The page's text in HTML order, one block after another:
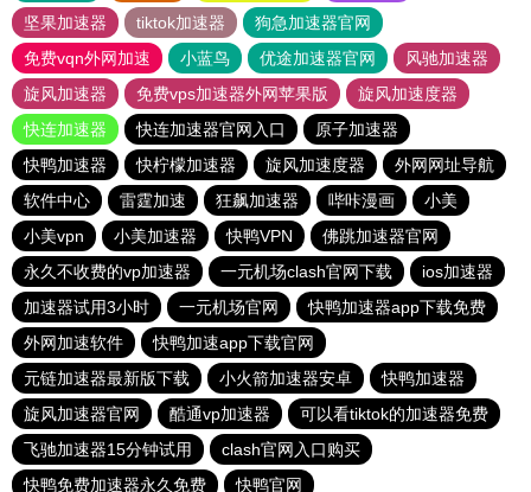
坚果加速器
tiktok加速器
狗急加速器官网
免费vqn外网加速
小蓝鸟 优途加速器官网
风驰加速器
旋风加速器
免费vps加速器外网苹果版
旋风加速度器
快连加速器
快连加速器官网入口
原子加速器
快鸭加速器
快柠檬加速器 旋风加速度器
外网网址导航
软件中心
雷霆加速 狂飙加速器 哔咔漫画
小美
小美vpn
小美加速器 快鸭VPN
佛跳加速器官网
永久不收费的vp加速器
一元机场clash官网下载
ios加速器
加速器试用3小时
一元机场官网
快鸭加速器app下载免费
外网加速软件
快鸭加速app下载官网
元链加速器最新版下载
小火箭加速器安卓
快鸭加速器
旋风加速器官网
酷通vp加速器
可以看tiktok的加速器免费
飞驰加速器15分钟试用
clash官网入口购买
快鸭免费加速器永久免费
快鸭官网